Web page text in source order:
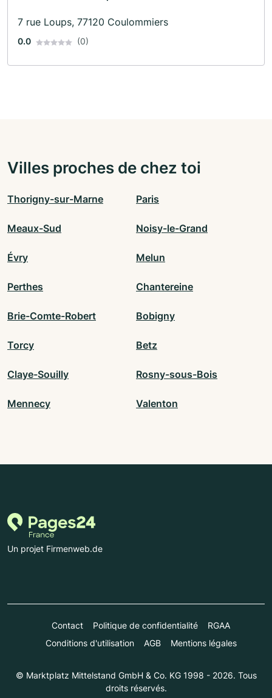
7 rue Loups, 77120 Coulommiers
0.0 (0)
Villes proches de chez toi
Thorigny-sur-Marne Paris
Meaux-Sud Noisy-le-Grand
Évry Melun
Perthes Chantereine
Brie-Comte-Robert Bobigny
Torcy Betz
Claye-Souilly Rosny-sous-Bois
Mennecy Valenton
Un projet Firmenweb.de
Contact Politique de confidentialité
RGAA
Conditions d'utilisation
AGB Mentions légales
© Marktplatz Mittelstand GmbH & Co. KG 1998 - 2026. Tous
droits réservés.